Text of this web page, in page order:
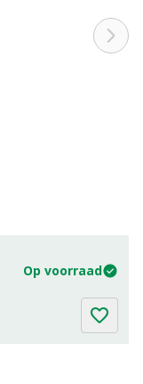
Op voorraad